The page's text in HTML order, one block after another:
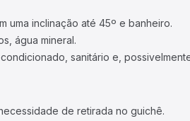
uma inclinação até 45º e banheiro.
água mineral.
sanitário e,
de retirada no guichê.